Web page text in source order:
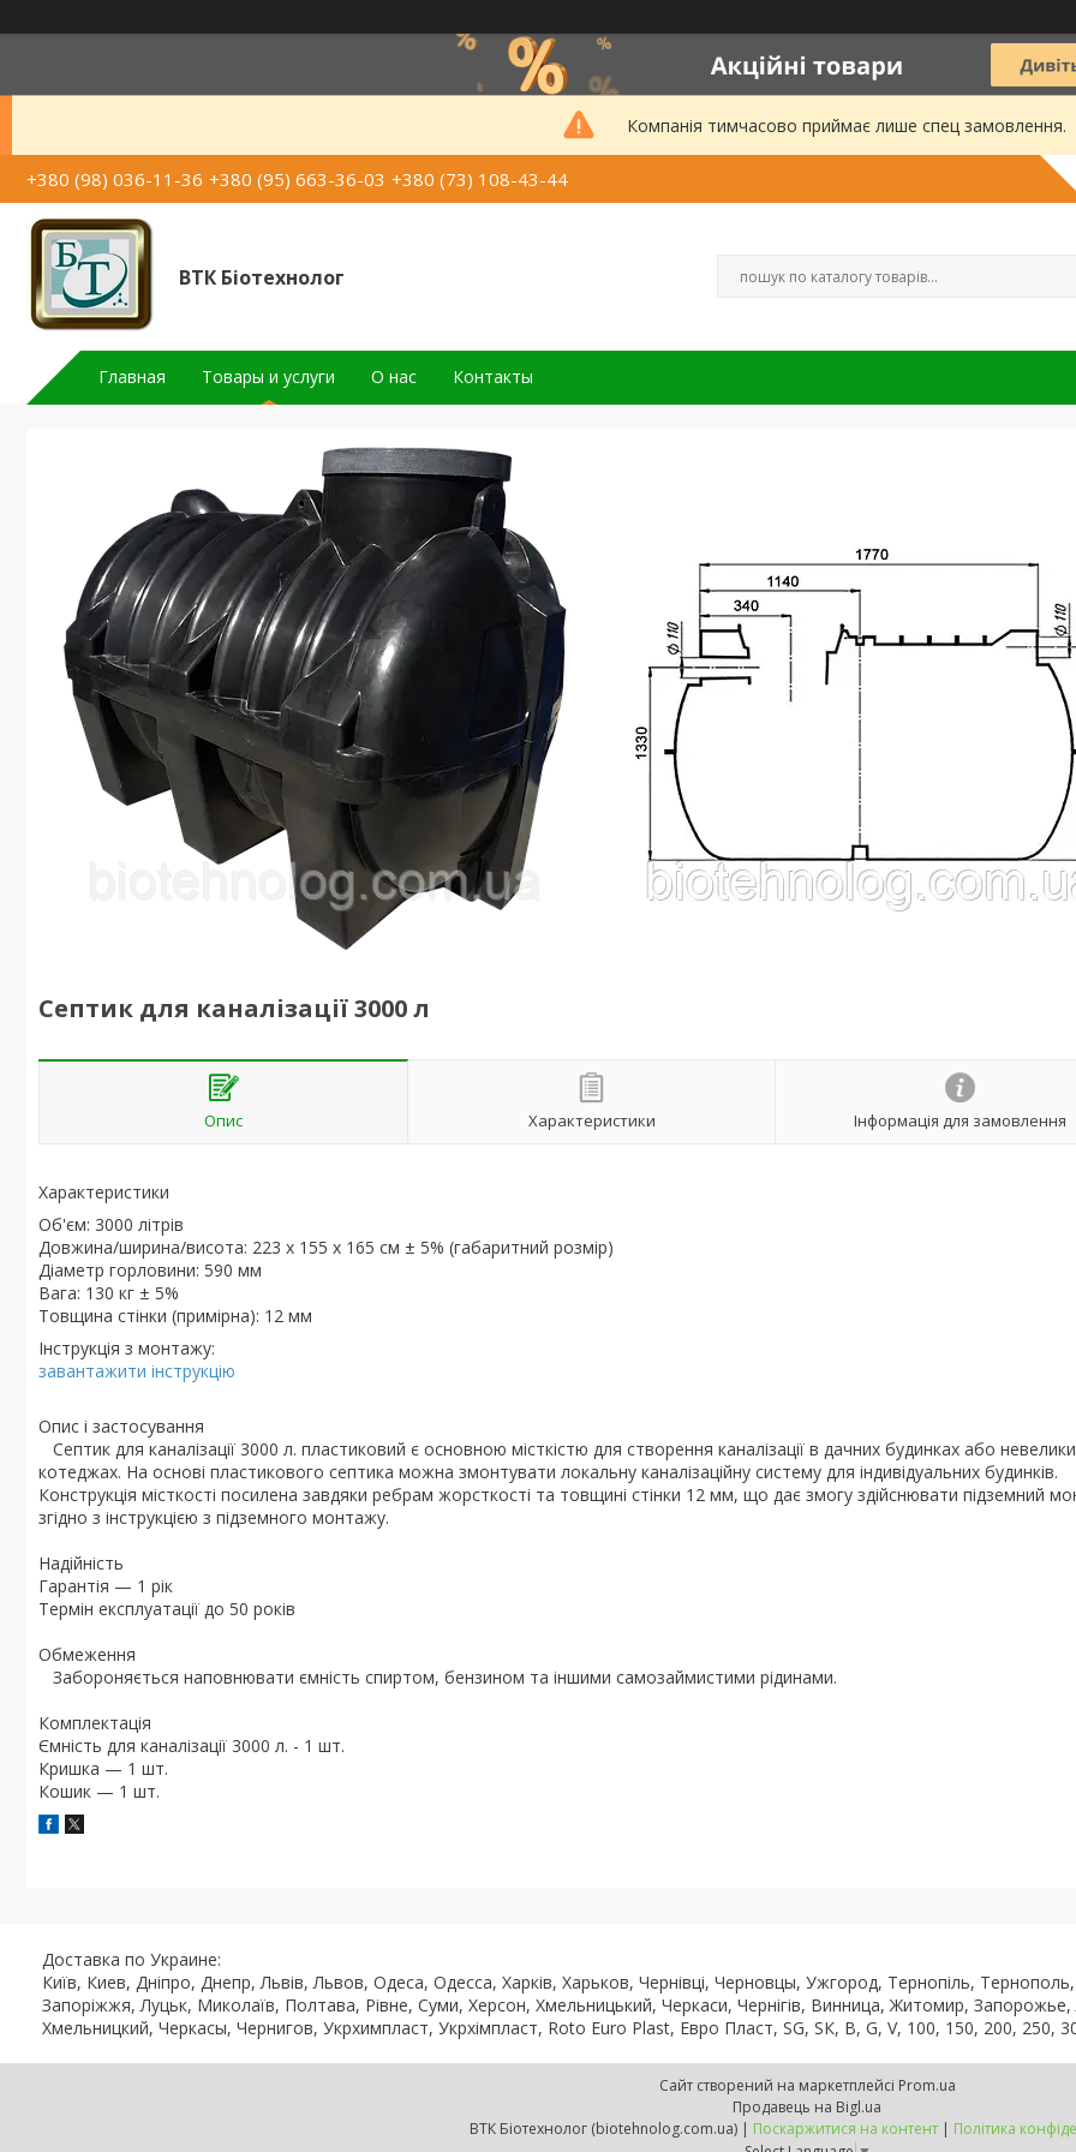
Компанія тимчасово приймає лише спец замовлення.
+380 (98) 036-11-36 +380 (95) 663-36-03 +380 (73) 108-43-44
ВТК Біотехнолог
Главная Товары и услуги О нас Контакты
Септик для каналізації 3000 л
Опис Характеристики Інформація для замовлення
Характеристики
Об'єм: 3000 літрів
Довжина/ширина/висота: 223 x 155 x 165 см ± 5% (габаритний розмір)
Діаметр горловини: 590 мм
Вага: 130 кг ± 5%
Товщина стінки (примірна): 12 мм
Інструкція з монтажу:
завантажити інструкцію
Опис і застосування
Септик для каналізації 3000 л. пластиковий є основною місткістю для створення каналізації в дачних будинках або
котеджах. На основі пластикового септика можна змонтувати локальну каналізаційну систему для індивідуальних будинків.
Конструкція місткості посилена завдяки ребрам жорсткості та товщині стінки 12 мм, що дає змогу здійснювати підземний
згідно з інструкцією з підземного монтажу.
Надійність
Гарантія — 1 рік
Термін експлуатації до 50 років
Обмеження
Забороняється наповнювати ємність спиртом, бензином та іншими самозаймистими рідинами.
Комплектація
Ємність для каналізації 3000 л. - 1 шт.
Кришка — 1 шт.
Кошик — 1 шт.
Доставка по Украине:
Київ, Киев, Дніпро, Днепр, Львів, Львов, Одеса, Одесса, Харків, Харьков, Чернівці, Черновцы, Ужгород, Тернопіль,
Запоріжжя, Луцьк, Миколаїв, Полтава, Рівне, Суми, Херсон, Хмельницький, Черкаси, Чернігів, Винница, Житомир,
Хмельницкий, Черкасы, Чернигов, Укрхимпласт, Укрхімпласт, Roto Euro Plast, Евро Пласт, SG, SК, В, G, V, 100, 150, 200, 250,
Сайт створений на маркетплейсі Prom.ua
Продавець на Bigl.ua
ВТК Біотехнолог (biotehnolog.com.ua) | Поскаржитися на контент | Політика